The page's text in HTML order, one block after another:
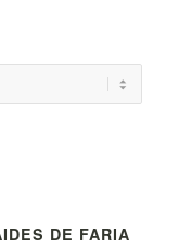
DE FARIA